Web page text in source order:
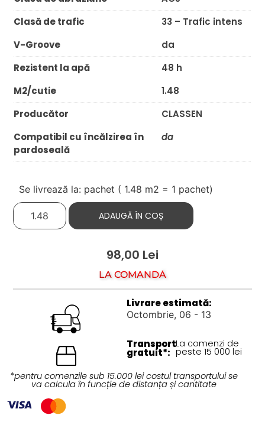
Clasă de trafic
33 – Trafic intens
V-Groove
da
Rezistent la apă
48 h
M2/cutie
1.48
Producător
CLASSEN
Compatibil cu încălzirea în
pardoseală
da
Se livrează la: pachet ( 1.48 m2 = 1 pachet)
ADAUGĂ ÎN COȘ
98,00 Lei
LA COMANDĂ
Livrare estimată:
Octombrie, 06 - 13
Transport
gratuit*:
La comenzi de
peste 15 000 lei
*pentru comenzile sub 15.000 lei costul transportului se
va calcula în funcție de distanța și cantitate